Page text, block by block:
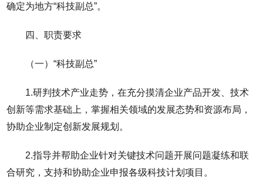
确定为地方“科技副总”。
四、职责要求
（一）“科技副总”
1.研判技术产业走势，在充分摸清企业产品开发、技术
创新等需求基础上，掌握相关领域的发展态势和资源布局，
协助企业制定创新发展规划。
2.指导并帮助企业针对关键技术问题开展问题凝练和联
合研究，支持和协助企业申报各级科技计划项目。